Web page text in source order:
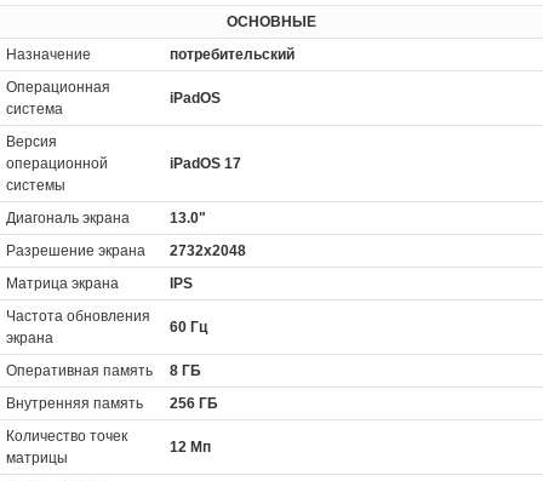
ОСНОВНЫЕ
Назначение
потребительский
Операционная
система
iPadOS
Версия
операционной
системы
iPadOS 17
Диагональ экрана
13.0"
Разрешение экрана
2732x2048
Матрица экрана
IPS
Частота обновления
экрана
60 Гц
Оперативная память
8 ГБ
Внутренняя память
256 ГБ
Количество точек
матрицы
12 Мп